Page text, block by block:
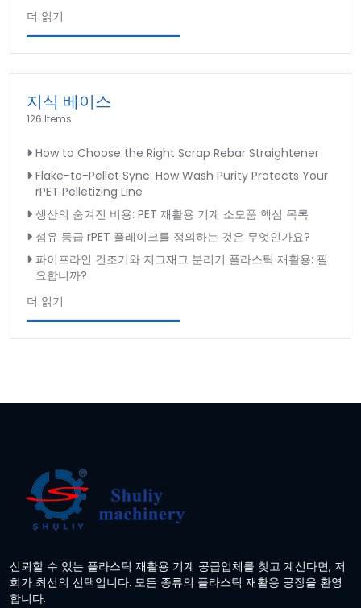
더 읽기
지식 베이스
126 Items
How to Choose the Right Scrap Rebar Straightener
Flake-to-Pellet Sync: How Wash Purity Protects Your
rPET Pelletizing Line
생산의 숨겨진 비용: PET 재활용 기계 소모품 핵심 목록
섬유 등급 rPET 플레이크를 정의하는 것은 무엇인가요?
파이프라인 건조기와 지그재그 분리기 플라스틱 재활용: 필
요합니까?
더 읽기
신뢰할 수 있는 플라스틱 재활용 기계 공급업체를 찾고 계신다면, 저
희가 최선의 선택입니다. 모든 종류의 플라스틱 재활용 공장을 환영
합니다.